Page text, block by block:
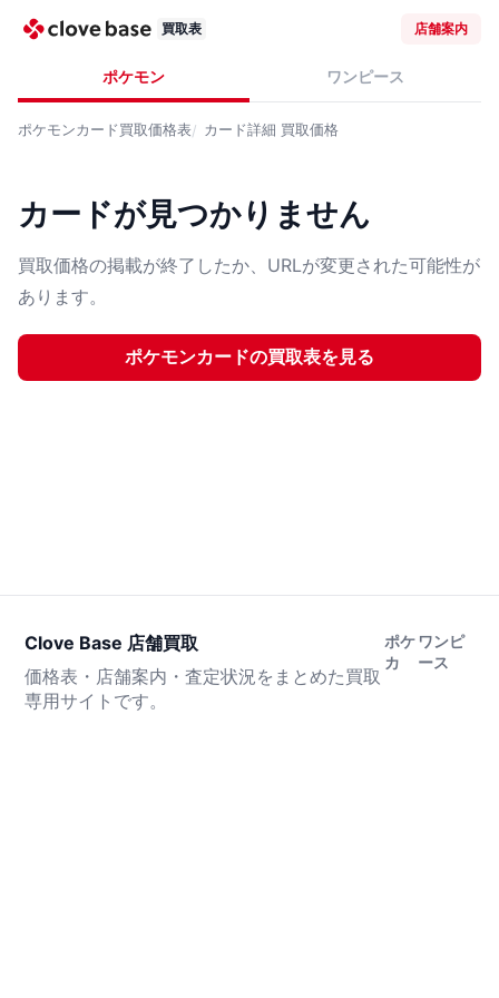
買取表 店舗案内
ポケモン ワンピース
ポケモンカード買取価格表 カード詳細 買取価格
カードが見つかりません
買取価格の掲載が終了したか、URLが変更された可能性が
あります。
ポケモンカードの買取表を見る
Clove Base 店舗買取
価格表・店舗案内・査定状況をまとめた買取
専用サイトです。
ポケ
カ
ワンピ
ース